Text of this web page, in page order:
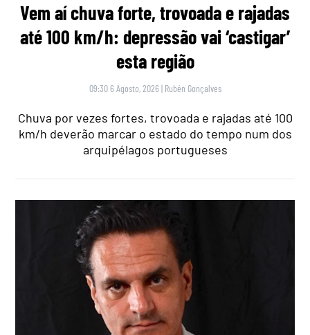
Vem aí chuva forte, trovoada e rajadas
até 100 km/h: depressão vai ‘castigar’
esta região
09:30 6 Agosto, 2026 | Rubén Gonçalves
Chuva por vezes fortes, trovoada e rajadas até 100
km/h deverão marcar o estado do tempo num dos
arquipélagos portugueses